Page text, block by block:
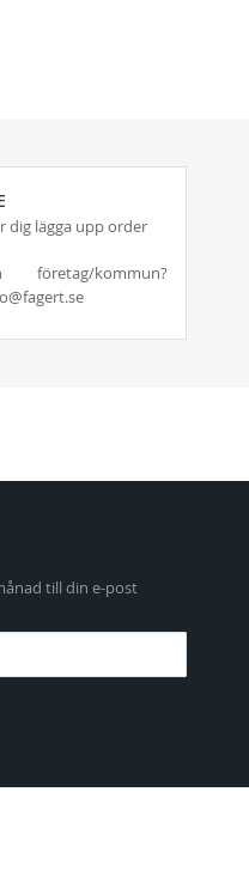
dig lägga upp order
företag/kommun?
till din e-post